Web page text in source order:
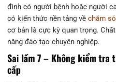
đình có người bệnh hoặc người
có kiến thức nền tảng về chăm
cơ bản là cực kỳ quan trọng.
năng đào tạo chuyên nghiệp.
Sai lầm 7 – Không kiểm tra
cấp